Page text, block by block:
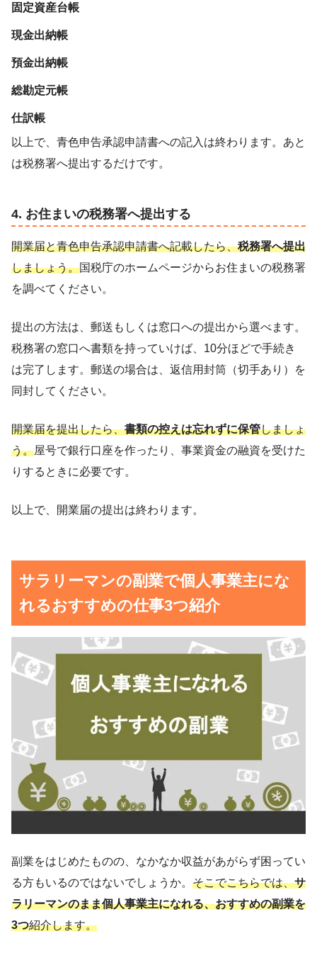
固定資産台帳
現金出納帳
預金出納帳
総勘定元帳
仕訳帳
以上で、青色申告承認申請書への記入は終わります。あと
は税務署へ提出するだけです。
4. お住まいの税務署へ提出する
開業届と青色申告承認申請書へ記載したら、税務署へ提出
しましょう。国税庁のホームページからお住まいの税務署
を調べてください。
提出の方法は、郵送もしくは窓口への提出から選べます。
税務署の窓口へ書類を持っていけば、10分ほどで手続き
は完了します。郵送の場合は、返信用封筒（切手あり）を
同封してください。
開業届を提出したら、書類の控えは忘れずに保管しましょ
う。屋号で銀行口座を作ったり、事業資金の融資を受けた
りするときに必要です。
以上で、開業届の提出は終わります。
サラリーマンの副業で個人事業主にな
れるおすすめの仕事3つ紹介
副業をはじめたものの、なかなか収益があがらず困ってい
る方もいるのではないでしょうか。 そこでこちらでは、サ
ラリーマンのまま個人事業主になれる、おすすめの副業を
3つ紹介します。